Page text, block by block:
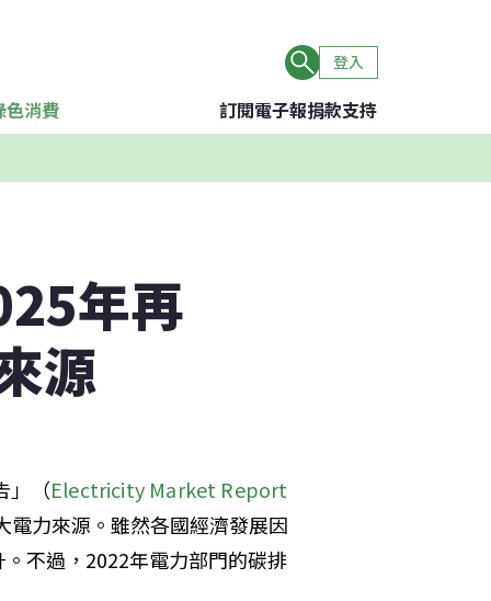
登入
色消費 訂閱電子報捐款支持
年再
源
」（Electricity Market Report
力來源。雖然各國經濟發展因
不過，2022年電力部門的碳排